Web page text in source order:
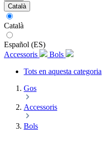
Català
Català
Español (ES)
Accessoris
Bols
Tots en aquesta categoria
Gos
Accessoris
Bols